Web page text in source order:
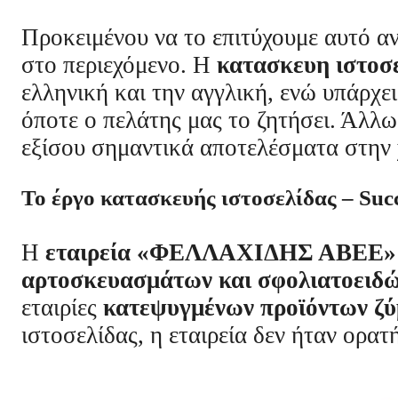
Προκειμένου να το επιτύχουμε αυτό
στο περιεχόμενο. Η κατασκευη
ελληνική και την αγγλική, ενώ
όποτε ο πελάτης μας το ζητήσει.
εξίσου σημαντικά αποτελέσματα στην
Το έργο κατασκευής ιστοσελίδας –
Η εταιρεία «ΦΕΛΛΑΧΙΔΗΣ ΑΒΕΕ»
αρτοσκευασμάτων και
εταιρίες κατεψυγμένων προϊόντων
ιστοσελίδας, η εταιρεία δεν ήταν